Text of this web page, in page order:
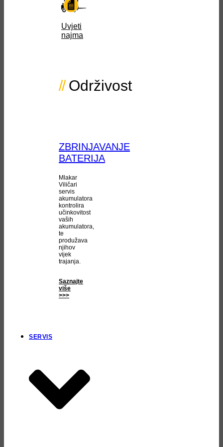
Uvjeti
najma
Održivost
ZBRINJAVANJE
BATERIJA
Mlakar
Viličari
servis
akumulatora
kontrolira
učinkovitost
vaših
akumulatora,
te
produžava
njihov
vijek
trajanja.
Saznajte
više
>>>
SERVIS